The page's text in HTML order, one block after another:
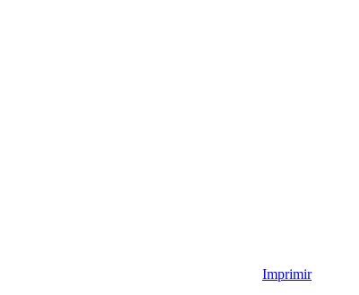
Imprimir